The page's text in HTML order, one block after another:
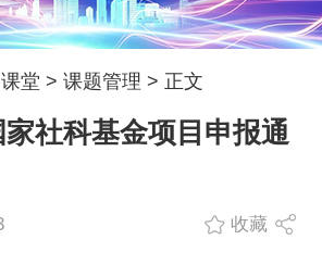
堂 > 课题管理 > 正文
社科基金项目申报通
收藏